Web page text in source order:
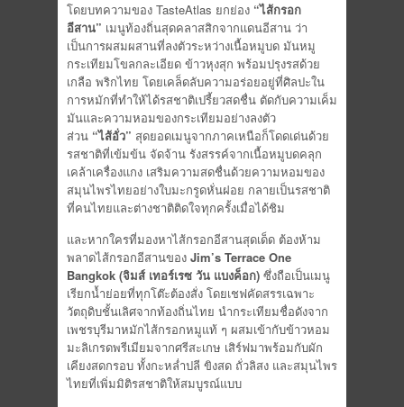
โดยบทความของ TasteAtlas ยกย่อง “ไส้กรอก
อีสาน” เมนูท้องถิ่นสุดคลาสสิกจากแดนอีสาน ว่า
เป็นการผสมผสานที่ลงตัวระหว่างเนื้อหมูบด มันหมู
กระเทียมโขลกละเอียด ข้าวหุงสุก พร้อมปรุงรสด้วย
เกลือ พริกไทย โดยเคล็ดลับความอร่อยอยู่ที่ศิลปะใน
การหมักที่ทำให้ได้รสชาติเปรี้ยวสดชื่น ตัดกับความเค็ม
มันและความหอมของกระเทียมอย่างลงตัว
ส่วน “ไส้อั่ว” สุดยอดเมนูจากภาคเหนือก็โดดเด่นด้วย
รสชาติที่เข้มข้น จัดจ้าน รังสรรค์จากเนื้อหมูบดคลุก
เคล้าเครื่องแกง เสริมความสดชื่นด้วยความหอมของ
สมุนไพรไทยอย่างใบมะกรูดหั่นฝอย กลายเป็นรสชาติ
ที่คนไทยและต่างชาติติดใจทุกครั้งเมื่อได้ชิม
และหากใครที่มองหาไส้กรอกอีสานสุดเด็ด ต้องห้าม
พลาดไส้กรอกอีสานของ Jim’s Terrace One
Bangkok (จิมส์ เทอร์เรซ วัน แบงค็อก) ซึ่งถือเป็นเมนู
เรียกน้ำย่อยที่ทุกโต๊ะต้องสั่ง โดยเชฟคัดสรรเฉพาะ
วัตถุดิบชั้นเลิศจากท้องถิ่นไทย นำกระเทียมชื่อดังจาก
เพชรบุรีมาหมักไส้กรอกหมูแท้ ๆ ผสมเข้ากับข้าวหอม
มะลิเกรดพรีเมียมจากศรีสะเกษ เสิร์ฟมาพร้อมกับผัก
เคียงสดกรอบ ทั้งกะหล่ำปลี ขิงสด ถั่วลิสง และสมุนไพร
ไทยที่เพิ่มมิติรสชาติให้สมบูรณ์แบบ